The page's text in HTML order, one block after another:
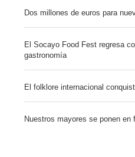
Dos millones de euros para
El Socayo Food Fest regresa
gastronomía
El folklore internacional
Nuestros mayores se ponen en